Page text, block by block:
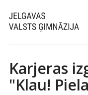
Karjeras
"Klau!